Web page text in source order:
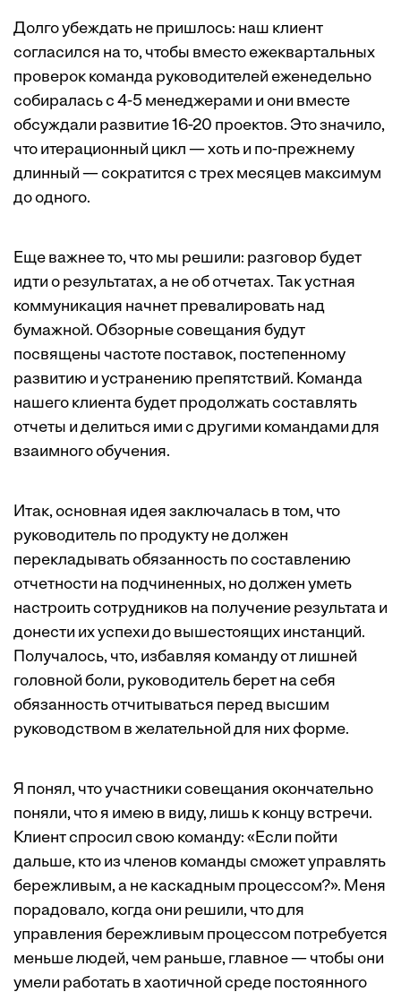
Долго убеждать не пришлось: наш клиент
согласился на то, чтобы вместо ежеквартальных
проверок команда руководителей еженедельно
собиралась с 4-5 менеджерами и они вместе
обсуждали развитие 16-20 проектов. Это значило,
что итерационный цикл — хоть и по-прежнему
длинный — сократится с трех месяцев максимум
до одного.
Еще важнее то, что мы решили: разговор будет
идти о результатах, а не об отчетах. Так устная
коммуникация начнет превалировать над
бумажной. Обзорные совещания будут
посвящены частоте поставок, постепенному
развитию и устранению препятствий. Команда
нашего клиента будет продолжать составлять
отчеты и делиться ими с другими командами для
взаимного обучения.
Итак, основная идея заключалась в том, что
руководитель по продукту не должен
перекладывать обязанность по составлению
отчетности на подчиненных, но должен уметь
настроить сотрудников на получение результата и
донести их успехи до вышестоящих инстанций.
Получалось, что, избавляя команду от лишней
головной боли, руководитель берет на себя
обязанность отчитываться перед высшим
руководством в желательной для них форме.
Я понял, что участники совещания окончательно
поняли, что я имею в виду, лишь к концу встречи.
Клиент спросил свою команду: «Если пойти
дальше, кто из членов команды сможет управлять
бережливым, а не каскадным процессом?». Меня
порадовало, когда они решили, что для
управления бережливым процессом потребуется
меньше людей, чем раньше, главное — чтобы они
умели работать в хаотичной среде постоянного